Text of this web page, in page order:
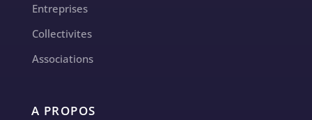
Entreprises
Collectivites
Associations
A PROPOS